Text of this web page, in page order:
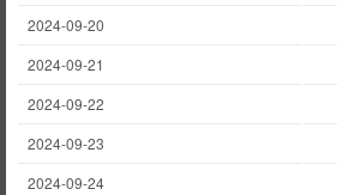
2024-09-20
2024-09-21
2024-09-22
2024-09-23
2024-09-24